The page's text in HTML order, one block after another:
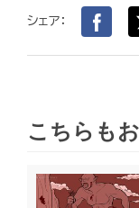
シェア：
こちらも